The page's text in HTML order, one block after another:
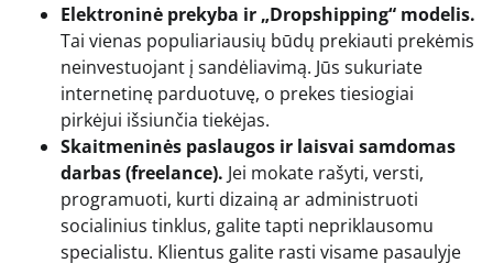
Elektroninė prekyba ir „Dropshipping“ modelis.
Tai vienas populiariausių būdų prekiauti prekėmis
neinvestuojant į sandėliavimą. Jūs sukuriate
internetinę parduotuvę, o prekes tiesiogiai
pirkėjui išsiunčia tiekėjas.
Skaitmeninės paslaugos ir laisvai samdomas
darbas (freelance). Jei mokate rašyti, versti,
programuoti, kurti dizainą ar administruoti
socialinius tinklus, galite tapti nepriklausomu
specialistu. Klientus galite rasti visame pasaulyje